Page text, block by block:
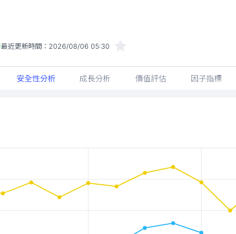
最近更新時間： 2026/08/06 05:30
安全性分析 成長分析 價值評估 因子指標